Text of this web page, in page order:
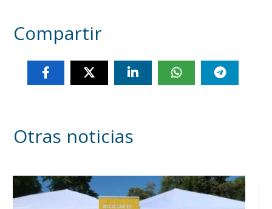
Compartir
Otras noticias